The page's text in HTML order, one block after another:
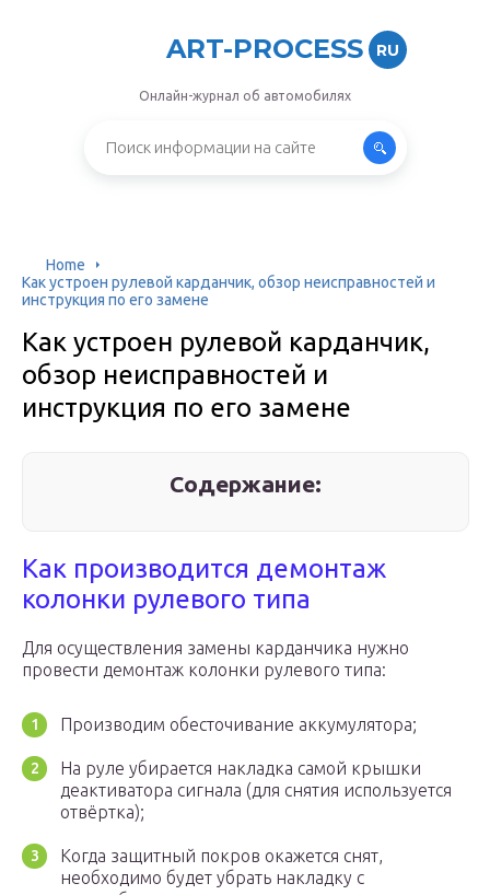
ART-PROCESS RU
Онлайн-журнал об автомобилях
Home
Как устроен рулевой карданчик, обзор неисправностей и
инструкция по его замене
Как устроен рулевой карданчик,
обзор неисправностей и
инструкция по его замене
Содержание:
Как производится демонтаж
колонки рулевого типа
Для осуществления замены карданчика нужно
провести демонтаж колонки рулевого типа:
Производим обесточивание аккумулятора;
На руле убирается накладка самой крышки
деактиватора сигнала (для снятия используется
отвёртка);
Когда защитный покров окажется снят,
необходимо будет убрать накладку с